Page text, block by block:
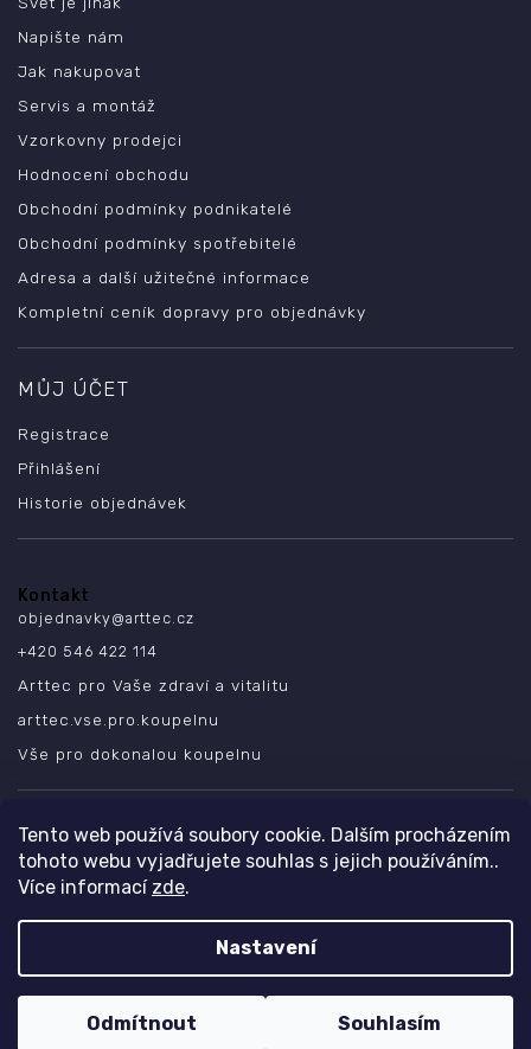
Tento web používá soubory cookie. Dalším procházením
tohoto webu vyjadřujete souhlas s jejich používáním..
Více informací zde.
Nastavení
Odmítnout Souhlasím
Napište nám
Jak nakupovat
Servis a montáž
Vzorkovny prodejci
Hodnocení obchodu
Obchodní podmínky podnikatelé
Obchodní podmínky spotřebitelé
Adresa a další užitečné informace
Kompletní ceník dopravy pro objednávky
MŮJ ÚČET
Registrace
Přihlášení
Historie objednávek
Kontakt
objednavky@arttec.cz
+420 546 422 114
Arttec pro Vaše zdraví a vitalitu
arttec.vse.pro.koupelnu
Vše pro dokonalou koupelnu
SLEDUJTE NÁS
Copyright 2026ARTTEC s.r.o.. Všechna práva vyhrazena.